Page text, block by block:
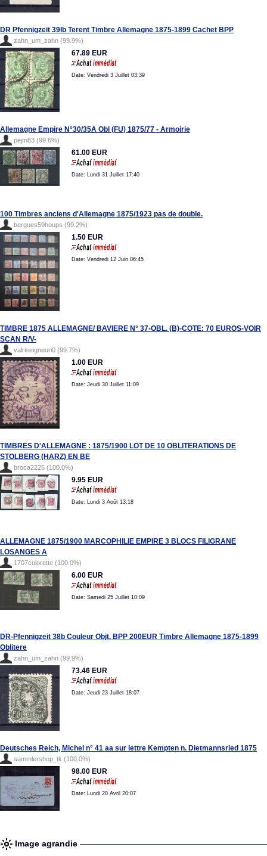
DR Pfennigzeit 39Ib Terent Timbre Allemagne 1875-1899 Cachet BPP
zahn_um_zahn (99.9%)
67.89 EUR
Date: Vendredi 3 Juillet 03:39
Allemagne Empire N°30/35A Obl (FU) 1875/77 - Armoirie
pejm83 (99.6%)
61.00 EUR
Date: Lundi 31 Juillet 17:40
100 Timbres anciens d'Allemagne 1875/1923 pas de double.
bergues59houps (99.2%)
1.50 EUR
Date: Vendredi 12 Juin 06:45
TIMBRE 1875 ALLEMAGNE/ BAVIERE N° 37-OBL. (B)-COTE: 70 EUROS-VOIR
SCAN R/V-
valriseigneuri0 (99.7%)
1.00 EUR
Date: Jeudi 30 Juillet 11:09
TIMBRES D'ALLEMAGNE : 1875/1900 LOT DE 10 OBLITERATIONS DE
STOLBERG (HARZ) EN BE
broca2225 (100.0%)
9.95 EUR
Date: Lundi 3 Août 13:18
ALLEMAGNE 1875/1900 MARCOPHILIE EMPIRE 3 BLOCS FILIGRANE
LOSANGES A
1707colorette (100.0%)
6.00 EUR
Date: Samedi 25 Juillet 10:09
DR-Pfennigzeit 38b Couleur Objt. BPP 200EUR Timbre Allemagne 1875-1899
Oblitere
zahn_um_zahn (99.9%)
73.46 EUR
Date: Jeudi 23 Juillet 18:07
Deutsches Reich, Michel n° 41 aa sur lettre Kempten n. Dietmannsried 1875
sammlershop_tk (100.0%)
98.00 EUR
Date: Lundi 20 Avril 20:07
Image agrandie